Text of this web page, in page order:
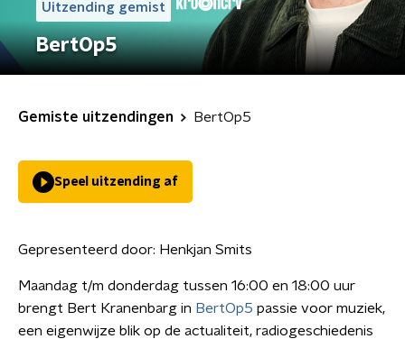
Uitzending gemist
BertOp5
Gemiste uitzendingen BertOp5
Speel uitzending af
Gepresenteerd door: Henkjan Smits
Maandag t/m donderdag tussen 16:00 en 18:00 uur
brengt Bert Kranenbarg in BertOp5 passie voor muziek,
een eigenwijze blik op de actualiteit, radiogeschiedenis